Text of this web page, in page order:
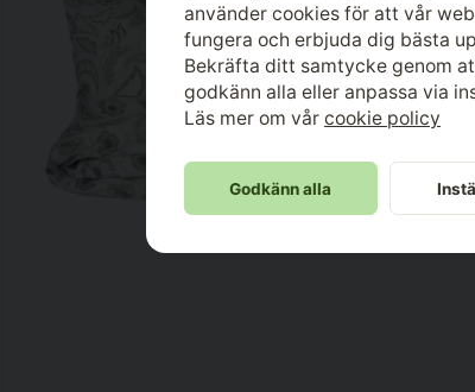
använder cookies för att vår
fungera och erbjuda dig bästa
Bekräfta ditt samtycke genom
godkänn alla eller anpassa via
Läs mer om vår cookie policy
Godkänn alla